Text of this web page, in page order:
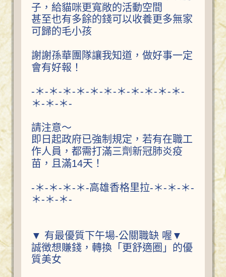
子，給貓咪更寬敞的活動空間
甚至也有多餘的錢可以收養更多無家
可歸的毛小孩
謝謝孫華團隊讓我知道，做好事一定
會有好報！
-＊-＊-＊-＊-＊-＊-＊-＊-＊-＊-＊-
＊-＊-＊-
請注意～
即日起政府已強制規定，若有在職工
作人員，都需打滿三劑新冠肺炎疫
苗，且滿14天！
-＊-＊-＊-＊-高雄香格里拉-＊-＊-＊-
＊-＊-＊-
▼ 有最優質下午場-公關職缺 喔▼
誠徴想賺錢，轉換「更舒適圈」的優
質美女